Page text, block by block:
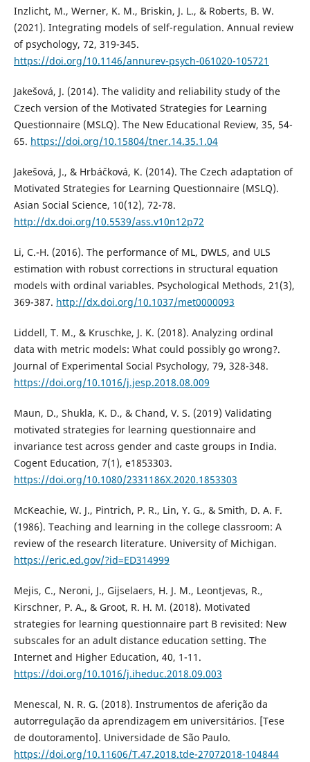
Inzlicht, M., Werner, K. M., Briskin, J. L., & Roberts, B. W.
(2021). Integrating models of self-regulation. Annual review
of psychology, 72, 319-345.
https://doi.org/10.1146/annurev-psych-061020-105721
Jakešová, J. (2014). The validity and reliability study of the
Czech version of the Motivated Strategies for Learning
Questionnaire (MSLQ). The New Educational Review, 35, 54-
65. https://doi.org/10.15804/tner.14.35.1.04
Jakešová, J., & Hrbáčková, K. (2014). The Czech adaptation of
Motivated Strategies for Learning Questionnaire (MSLQ).
Asian Social Science, 10(12), 72-78.
http://dx.doi.org/10.5539/ass.v10n12p72
Li, C.-H. (2016). The performance of ML, DWLS, and ULS
estimation with robust corrections in structural equation
models with ordinal variables. Psychological Methods, 21(3),
369-387. http://dx.doi.org/10.1037/met0000093
Liddell, T. M., & Kruschke, J. K. (2018). Analyzing ordinal
data with metric models: What could possibly go wrong?.
Journal of Experimental Social Psychology, 79, 328-348.
https://doi.org/10.1016/j.jesp.2018.08.009
Maun, D., Shukla, K. D., & Chand, V. S. (2019) Validating
motivated strategies for learning questionnaire and
invariance test across gender and caste groups in India.
Cogent Education, 7(1), e1853303.
https://doi.org/10.1080/2331186X.2020.1853303
McKeachie, W. J., Pintrich, P. R., Lin, Y. G., & Smith, D. A. F.
(1986). Teaching and learning in the college classroom: A
review of the research literature. University of Michigan.
https://eric.ed.gov/?id=ED314999
Mejis, C., Neroni, J., Gijselaers, H. J. M., Leontjevas, R.,
Kirschner, P. A., & Groot, R. H. M. (2018). Motivated
strategies for learning questionnaire part B revisited: New
subscales for an adult distance education setting. The
Internet and Higher Education, 40, 1-11.
https://doi.org/10.1016/j.iheduc.2018.09.003
Menescal, N. R. G. (2018). Instrumentos de aferição da
autorregulação da aprendizagem em universitários. [Tese
de doutoramento]. Universidade de São Paulo.
https://doi.org/10.11606/T.47.2018.tde-27072018-104844